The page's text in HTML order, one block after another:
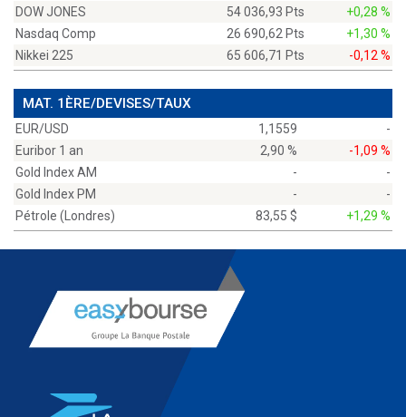
DOW JONES
54 036,93 Pts
+0,28 %
Nasdaq Comp
26 690,62 Pts
+1,30 %
Nikkei 225
65 606,71 Pts -0,12 %
MAT. 1ÈRE/DEVISES/TAUX
EUR/USD 1,1559
-
Euribor 1 an
2,90 %
-1,09 %
Gold Index AM
-
-
Gold Index PM
-
-
Pétrole (Londres)
83,55 $ +1,29 %